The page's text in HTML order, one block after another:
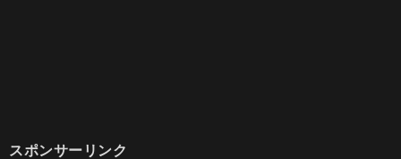
スポンサーリンク